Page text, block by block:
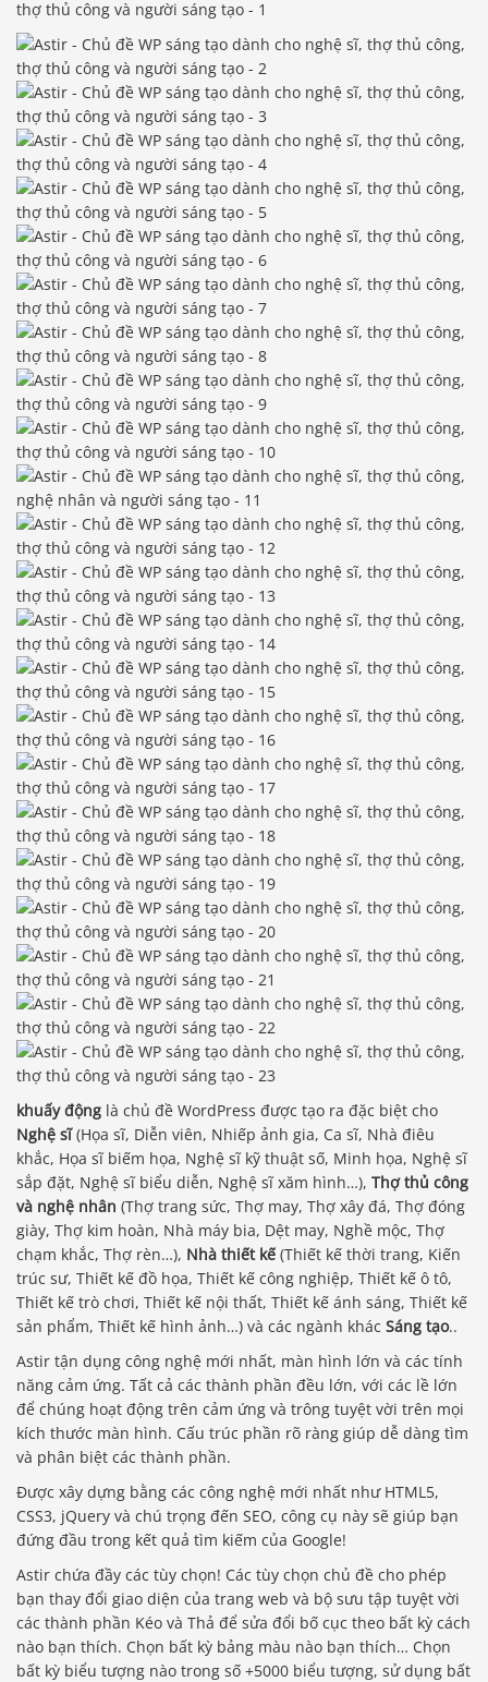
khuấy động là chủ đề WordPress được tạo ra đặc biệt cho
Nghệ sĩ(Họa sĩ, Diễn viên, Nhiếp ảnh gia, Ca sĩ, Nhà điêu
khắc, Họa sĩ biếm họa, Nghệ sĩ kỹ thuật số, Minh họa, Nghệ sĩ
sắp đặt, Nghệ sĩ biểu diễn, Nghệ sĩ xăm hình…), Thợ thủ công
và nghệ nhân (Thợ trang sức, Thợ may, Thợ xây đá, Thợ đóng
giày, Thợ kim hoàn, Nhà máy bia, Dệt may, Nghề mộc, Thợ
chạm khắc, Thợ rèn…), Nhà thiết kế (Thiết kế thời trang, Kiến
trúc sư, Thiết kế đồ họa, Thiết kế công nghiệp, Thiết kế ô tô,
Thiết kế trò chơi, Thiết kế nội thất, Thiết kế ánh sáng, Thiết kế
sản phẩm, Thiết kế hình ảnh…) và các ngành khác Sáng tạo..
Astir tận dụng công nghệ mới nhất, màn hình lớn và các tính
năng cảm ứng. Tất cả các thành phần đều lớn, với các lề lớn
để chúng hoạt động trên cảm ứng và trông tuyệt vời trên mọi
kích thước màn hình. Cấu trúc phần rõ ràng giúp dễ dàng tìm
và phân biệt các thành phần.
Được xây dựng bằng các công nghệ mới nhất như HTML5,
CSS3, jQuery và chú trọng đến SEO, công cụ này sẽ giúp bạn
đứng đầu trong kết quả tìm kiếm của Google!
Astir chứa đầy các tùy chọn! Các tùy chọn chủ đề cho phép
bạn thay đổi giao diện của trang web và bộ sưu tập tuyệt vời
các thành phần Kéo và Thả để sửa đổi bố cục theo bất kỳ cách
nào bạn thích. Chọn bất kỳ bảng màu nào bạn thích… Chọn
bất kỳ biểu tượng nào trong số +5000 biểu tượng, sử dụng bất